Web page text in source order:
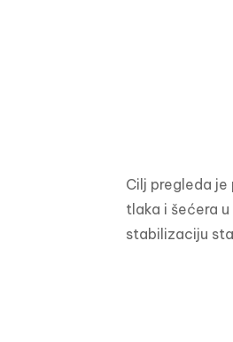
Cilj pregleda
tlaka i šećera
stabilizaciju